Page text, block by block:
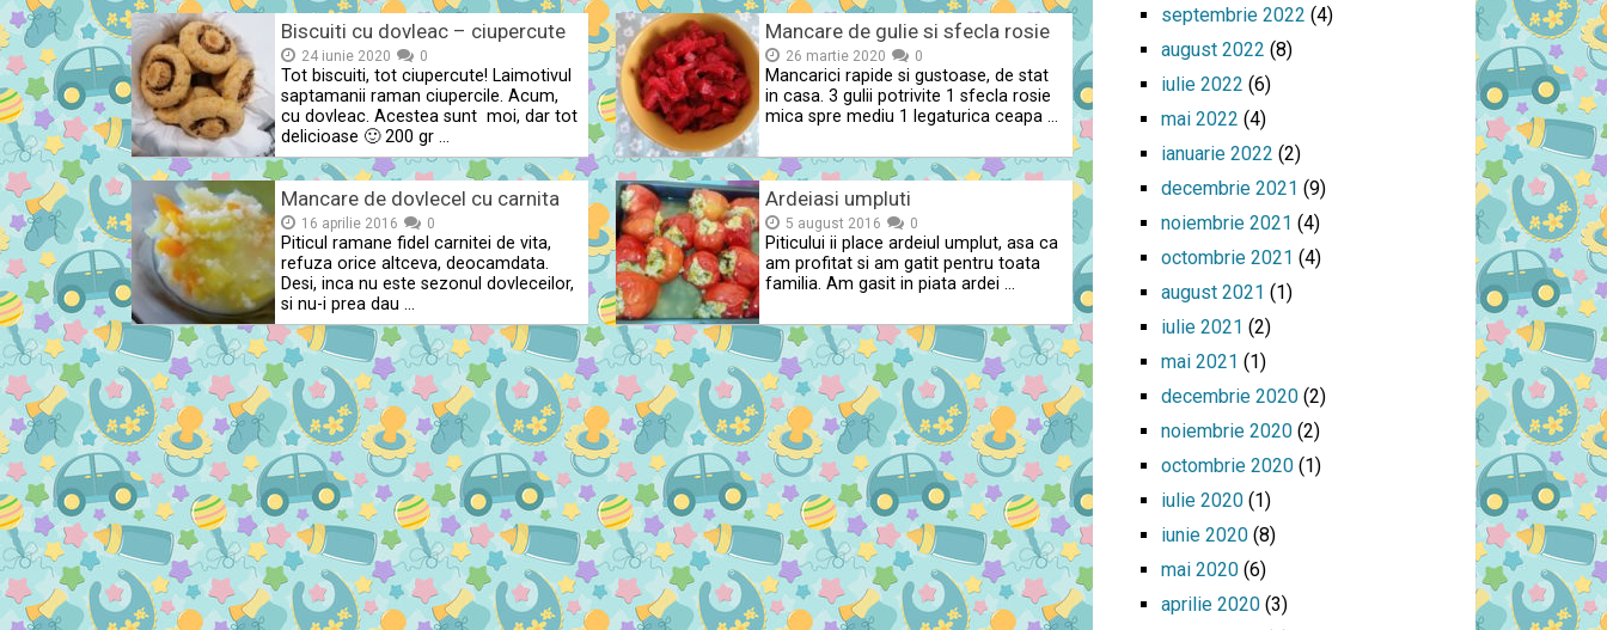
Biscuiti cu dovleac – ciupercute
24 iunie 2020 0
Tot biscuiti, tot ciupercute! Laimotivul
saptamanii raman ciupercile. Acum,
cu dovleac. Acestea sunt moi, dar tot
delicioase 🙂 200 gr …
Mancare de gulie si sfecla rosie
26 martie 2020 0
Mancarici rapide si gustoase, de stat
in casa. 3 gulii potrivite 1 sfecla rosie
mica spre mediu 1 legaturica ceapa …
Mancare de dovlecel cu carnita
16 aprilie 2016 0
Piticul ramane fidel carnitei de vita,
refuza orice altceva, deocamdata.
Desi, inca nu este sezonul dovleceilor,
si nu-i prea dau …
Ardeiasi umpluti
5 august 2016 0
Piticului ii place ardeiul umplut, asa ca
am profitat si am gatit pentru toata
familia. Am gasit in piata ardei …
septembrie 2022 (4)
august 2022 (8)
iulie 2022 (6)
mai 2022 (4)
ianuarie 2022 (2)
decembrie 2021 (9)
noiembrie 2021 (4)
octombrie 2021 (4)
august 2021 (1)
iulie 2021 (2)
mai 2021 (1)
decembrie 2020 (2)
noiembrie 2020 (2)
octombrie 2020 (1)
iulie 2020 (1)
iunie 2020 (8)
mai 2020 (6)
aprilie 2020 (3)